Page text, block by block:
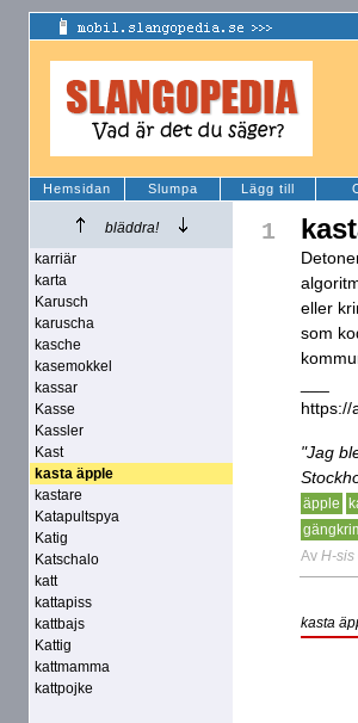
Hemsidan Slumpa Lägg till
bläddra!
karriär
karta
Karusch
karuscha
kasche
kasemokkel
kassar
Kasse
Kassler
Kast
kasta äpple
kastare
Katapultspya
Katig
Katschalo
katt
kattapiss
kattbajs
Kattig
kattmamma
kattpojke
1
eller
som
https://
"Jag
äpple
Av H-sis
kasta